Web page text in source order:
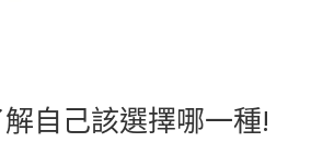
自己該選擇哪一種!